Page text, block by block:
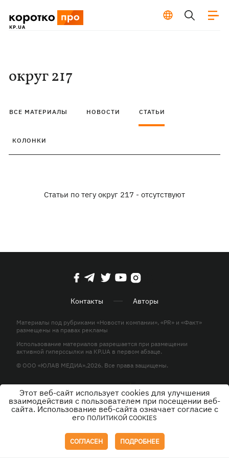
округ 217
ВСЕ МАТЕРИАЛЫ НОВОСТИ СТАТЬИ
КОЛОНКИ
Статьи по тегу округ 217 - отсутствуют
Контакты Авторы
Материалы под рубриками «Новости компании», «PR» и «Факт»
размещены на правах рекламы
Использование материалов разрешается при размещении
активной гиперссылки на KP.UA в первом абзаце.
© ООО «ЮЛАВ МЕДИА»,2026. Все права защищены.
Дизайн
Этот веб-сайт использует cookies для улучшения
взаимодействия с пользователем при посещении веб-
сайта. Использование веб-сайта означает согласие с
его ПОЛИТИКОЙ COOKIES
СОГЛАСЕН ПОДРОБНЕЕ